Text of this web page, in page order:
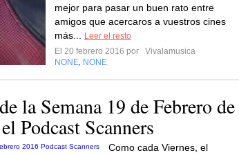
mejor para pasar un buen rato entre
amigos que acercaros a vuestros cines
más...
Leer el resto
El 20 febrero 2016 por
Vivalamusica
NONE NONE
la Semana 19 de Febrero de
Podcast Scanners
Como cada Viernes, el